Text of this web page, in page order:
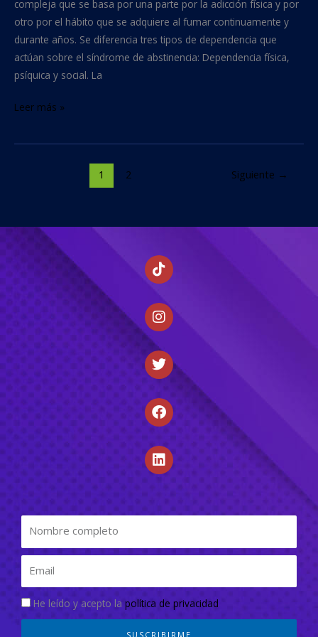
compleja que se basa por una parte por la adicción física y por
otro por el hábito que se adquiere al fumar continuamente y
durante años. Se diferencia tres tipos de dependencia que
actúan sobre el síndrome de abstinencia: Dependencia física,
psíquica y social. La
Leer más »
1 2 Siguiente →
He leído y acepto la política de privacidad
SUSCRIBIRME